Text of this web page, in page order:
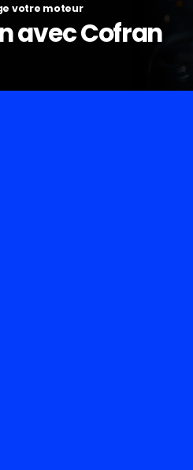
votre moteur
avec Cofran